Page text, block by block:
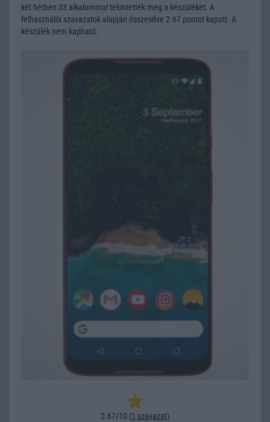
két hétben 33 alkalommal tekintették meg a készüléket. A
felhasználói szavazatok alapján összesítve 2.67 pontot kapott. A
készülék nem kapható.
2.67/10 (1 szavazat)